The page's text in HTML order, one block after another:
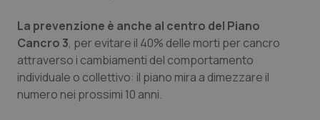
La prevenzione è anche al centro del Piano
Cancro 3, per evitare il 40% delle morti per cancro
attraverso i cambiamenti del comportamento
individuale o collettivo: il piano mira a dimezzare il
numero nei prossimi 10 anni.